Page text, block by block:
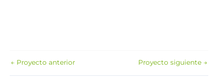
← Proyecto anterior Proyecto siguiente →